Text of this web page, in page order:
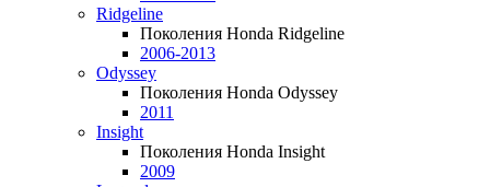
Ridgeline
Поколения Honda Ridgeline
2006-2013
Odyssey
Поколения Honda Odyssey
2011
Insight
Поколения Honda Insight
2009